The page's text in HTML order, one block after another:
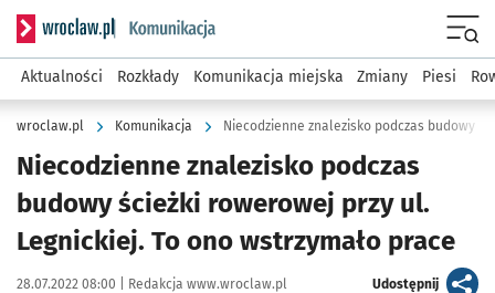
Serwis informacyjny wroclaw.pl podserwis: Komunikacja
Aktualności Rozkłady Komunikacja miejska Zmiany Piesi
wroclaw.pl Komunikacja
Niecodzienne znalezisko podczas
budowy ścieżki rowerowej przy ul.
Legnickiej. To ono wstrzymało prace
Data publikacji:
28.07.2022 08:00 | Autor:
Redakcja www.wroclaw.pl Udostępnijartykuł